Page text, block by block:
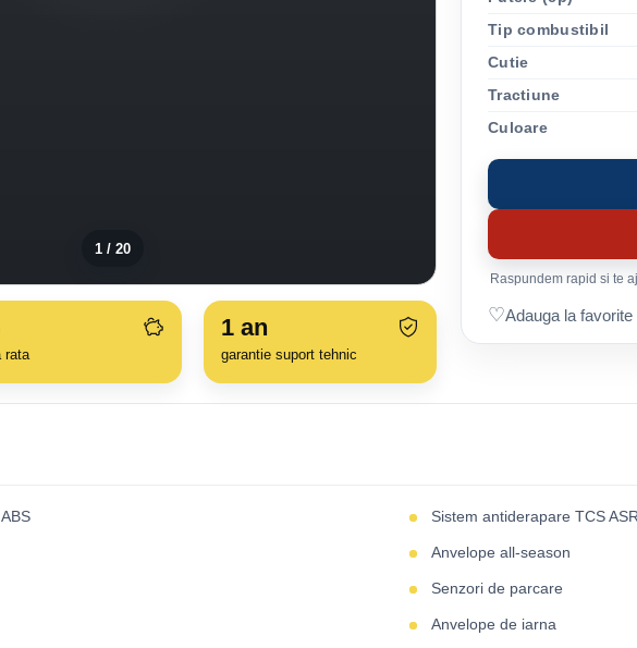
1/ 20
rata
1 an
garantie suport tehnic
Tip combustibil
Cutie
Tractiune
Culoare
Raspundem rapid si te
♡Adauga la favorite
Sistem antiderapare TCS
Anvelope all-season
Senzori de parcare
Anvelope de iarna